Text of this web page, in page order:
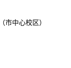
市中心校区）